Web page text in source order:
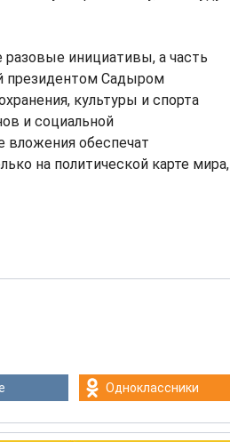
разовые инициативы, а часть
президентом Садыром
культуры и спорта
и социальной
вложения обеспечат
на политической карте мира,
Одноклассники